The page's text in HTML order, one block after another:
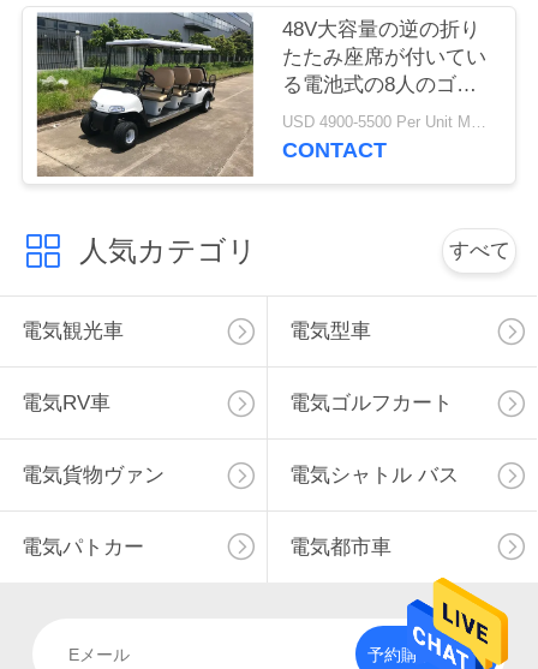
さ
い
ニ
ュ
ー
ス
48V大容量の逆の折り
たたみ座席が付いてい
る電池式の8人のゴル
フ カート
USD 4900-5500 Per Unit MOQ:2 単位
CONTACT
人気カテゴリ すべて
電気観光車 電気型車
電気RV車 電気ゴルフカート
電気貨物ヴァン 電気シャトル バス
電気パトカー 電気都市車
予約購読して下